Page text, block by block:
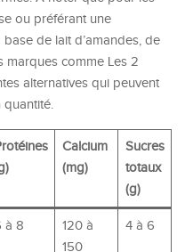
ou préférant une
de lait d’amandes, de
comme Les 2
alternatives qui peuvent
quantité.
Calcium
(mg)
Sucres
totaux
(g)
à 8
120 à
150
4 à 6